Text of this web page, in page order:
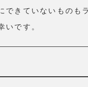
できていないものも
いです。